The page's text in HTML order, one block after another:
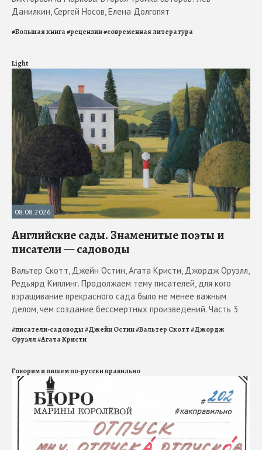
Данилкин, Сергей Носов, Елена Долгопят
#Большая книга#рецензии#современная литература
Light
08.08.2026
Английские сады. Знаменитые поэты и
писатели — садоводы
Вальтер Скотт, Джейн Остин, Агата Кристи, Джордж Оруэлл,
Редьярд Киплинг. Продолжаем тему писателей, для кого
взращивание прекрасного сада было не менее важным
делом, чем создание бессмертных произведений. Часть 3
#писатели-садоводы#Джейн Остин#Вальтер Скотт#Джордж
Оруэлл#Агата Кристи
Говорим и пишем по-русски правильно